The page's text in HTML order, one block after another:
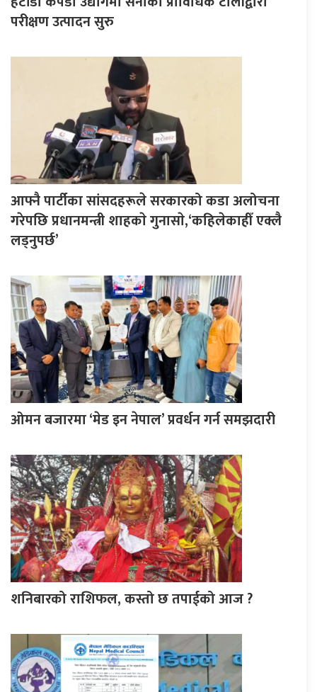
परीक्षण उत्पादन सुरु
आफ्नै पार्टीका सांसदहरूले सरकारको कडा अलोचना
गरेपछि प्रधानमन्त्री शाहकाे गुनासाे,‘कहिलेकाहीँ एक्लै
लड्नुपर्छ’
ओमन बजारमा ‘मेड इन नेपाल’ प्रवर्धन गर्न समझदारी
शनिबारको राशिफल, कस्तो छ तपाईको आज ?